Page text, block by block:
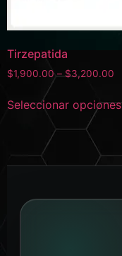
Tirzepatida
$1,900.00 – $3,200.00
Seleccionar opciones